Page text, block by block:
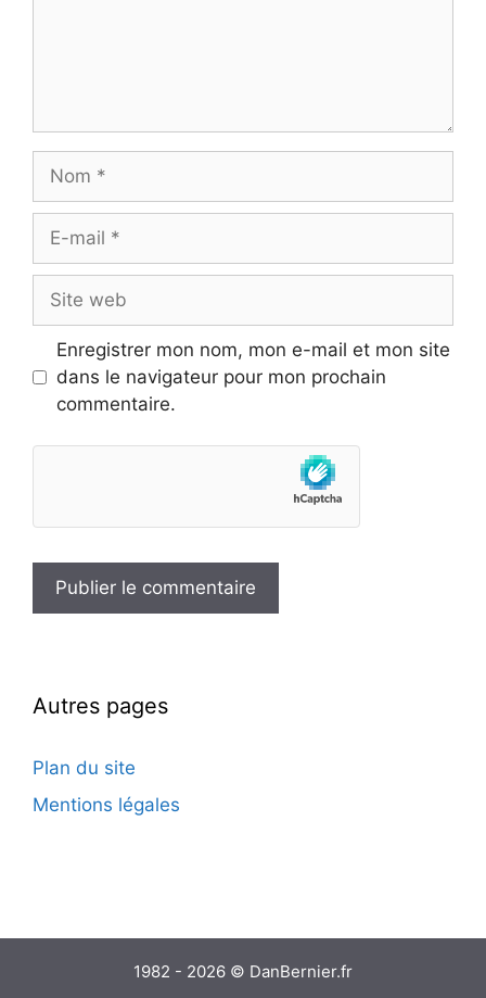
mail
web
Enregistrer mon nom, mon e-mail et mon site
dans le navigateur pour mon prochain
commentaire.
Autres pages
Plan du site
Mentions légales
1982 - 2026 © DanBernier.fr